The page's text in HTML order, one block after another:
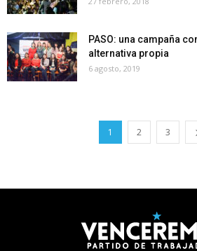
PASO: una campaña
alternativa propia
6 agosto, 2019
1 2 3